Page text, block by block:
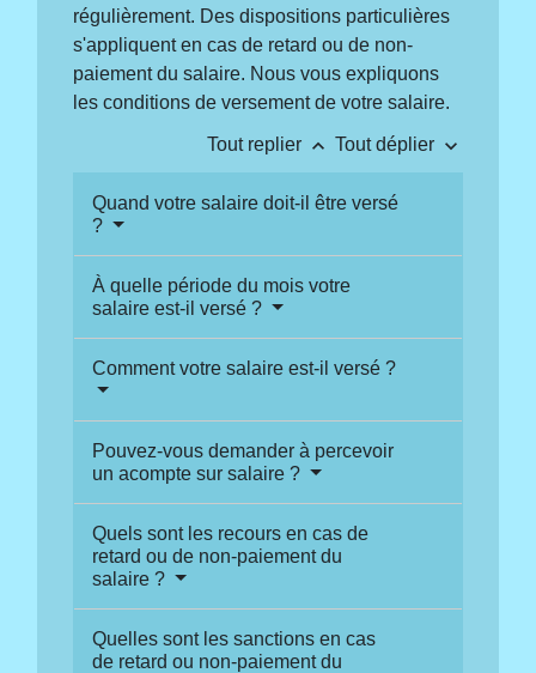
régulièrement. Des dispositions particulières
s'appliquent en cas de retard ou de non-
paiement du salaire. Nous vous expliquons
les conditions de versement de votre salaire.
Tout replier keyboard_arrow_up Tout déplier keyboard_arrow_down
Quand votre salaire doit-il être versé
?
À quelle période du mois votre
salaire est-il versé ?
Comment votre salaire est-il versé ?
Pouvez-vous demander à percevoir
un acompte sur salaire ?
Quels sont les recours en cas de
retard ou de non-paiement du
salaire ?
Quelles sont les sanctions en cas
de retard ou non-paiement du